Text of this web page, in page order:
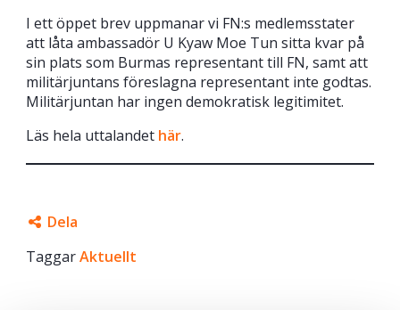
I ett öppet brev uppmanar vi FN:s medlemsstater
att låta ambassadör U Kyaw Moe Tun sitta kvar på
sin plats som Burmas representant till FN, samt att
militärjuntans föreslagna representant inte godtas.
Militärjuntan har ingen demokratisk legitimitet.
Läs hela uttalandet här.
Dela
Facebook
TaggarAktuellt